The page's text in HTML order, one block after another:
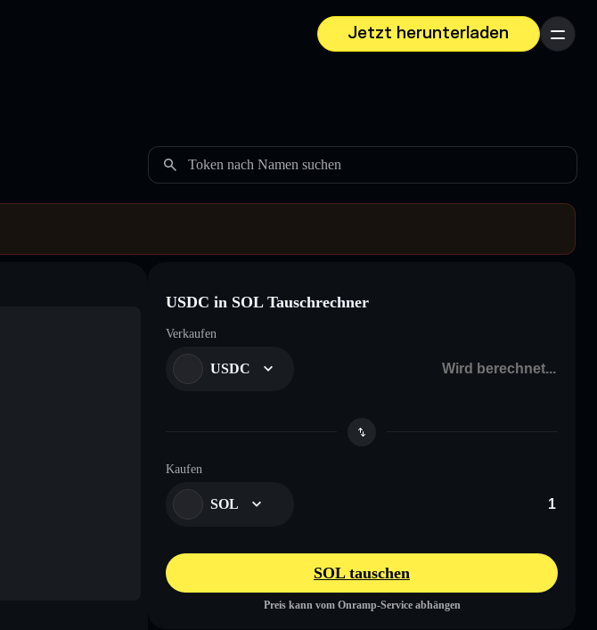
Jetzt herunterladen
Menü
Token nach Namen suchen
USDC in SOL Tauschrechner
Verkaufen
USDC
Kaufen
SOL
SOL tauschen
Preis kann vom Onramp-Service abhängen